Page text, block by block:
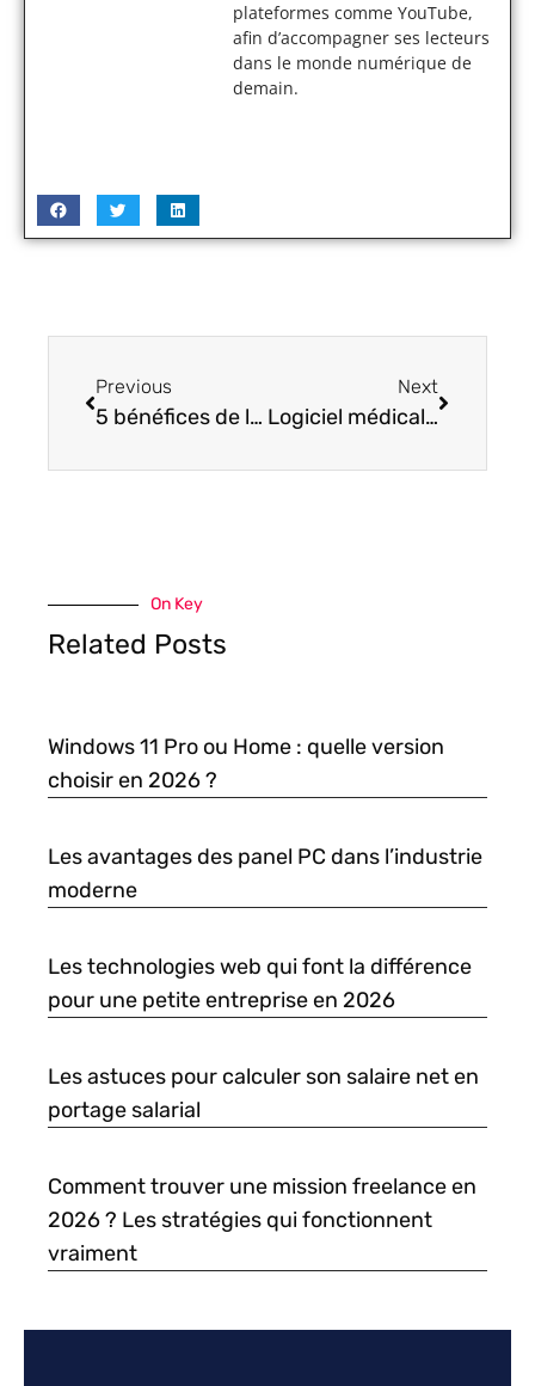
plateformes comme YouTube,
afin d’accompagner ses lecteurs
dans le monde numérique de
demain.
Previous
5 bénéfices de la dématérialisation des factures pour votre entreprise
Next
Logiciel médical : comment éviter les pièges et bien sélectionner en 2025
On Key
Related Posts
Windows 11 Pro ou Home : quelle version
choisir en 2026 ?
Les avantages des panel PC dans l’industrie
moderne
Les technologies web qui font la différence
pour une petite entreprise en 2026
Les astuces pour calculer son salaire net en
portage salarial
Comment trouver une mission freelance en
2026 ? Les stratégies qui fonctionnent
vraiment